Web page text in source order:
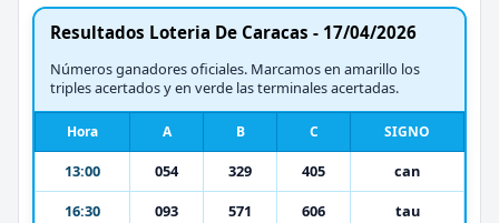
Resultados Loteria De Caracas - 17/04/2026
Números ganadores oficiales. Marcamos en amarillo los
triples acertados y en verde las terminales acertadas.
Hora A B C SIGNO
13:00 054 329 405
can
16:30
093 571 606
tau